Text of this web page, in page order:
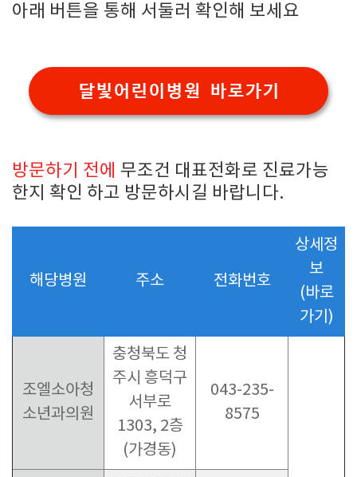
아래 버튼을 통해 서둘러 확인해 보세요
달빛어린이병원 바로가기
방문하기 전에 무조건 대표전화로 진료가능
한지 확인 하고 방문하시길 바랍니다.
해당병원 주소 전화번호
상세정
보
(바로
가기)
조엘소아청
소년과의원
충청북도 청
주시 흥덕구
서부로
1303, 2층
(가경동)
043-235-
8575